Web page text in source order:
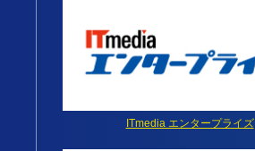
ITmedia エンタープライズ